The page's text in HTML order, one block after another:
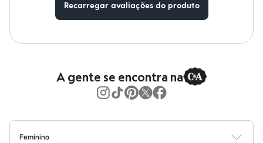
Camisetas e Regatas
Casacos e Jaquetas
Jeans
Polos
Chapéus e Bonés
Relógios
Calçados
Botas
Recarregar avaliações do produto
A gente se encontra na
Feminino